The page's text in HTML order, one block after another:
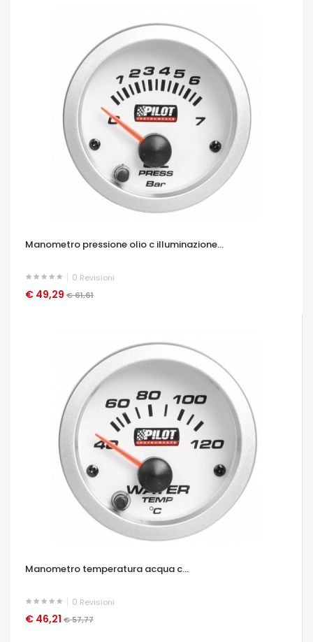
Manometro pressione olio c illuminazione...
0 Revisioni
€ 49,29 € 61,61
OCCHIATA VELOCE
Manometro temperatura acqua c...
0 Revisioni
€ 46,21 € 57,77
OCCHIATA VELOCE